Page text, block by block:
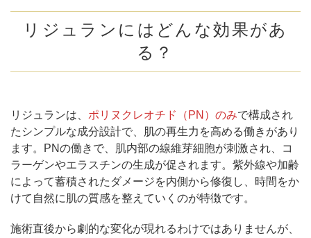
リジュランにはどんな効果があ
る？
リジュランは、 ポリヌクレオチド（PN）のみで構成され
たシンプルな成分設計で、肌の再生力を高める働きがあり
ます。PNの働きで、肌内部の線維芽細胞が刺激され、コ
ラーゲンやエラスチンの生成が促されます。紫外線や加齢
によって蓄積されたダメージを内側から修復し、時間をか
けて自然に肌の質感を整えていくのが特徴です。
施術直後から劇的な変化が現れるわけではありませんが、